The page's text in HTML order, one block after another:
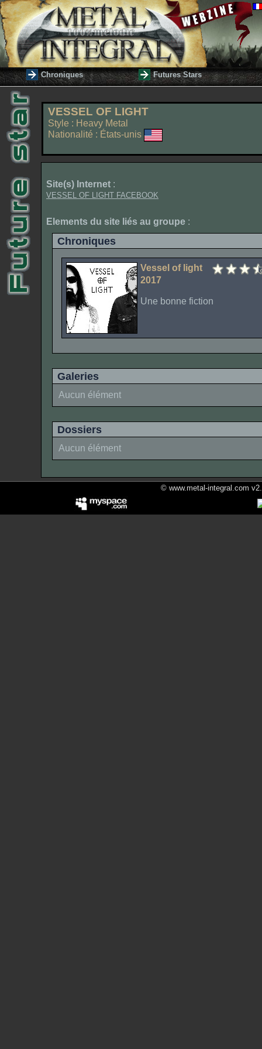
Chroniques Futures Stars
VESSEL OF LIGHT
Style : Heavy Metal
Nationalité : États-unis
Site(s) Internet :
VESSEL OF LIGHT FACEBOOK
Elements du site liés au groupe :
Chroniques
Vessel of light
2017
Une bonne fiction
Galeries
Aucun élément
Dossiers
Aucun élément
© www.metal-integral.com